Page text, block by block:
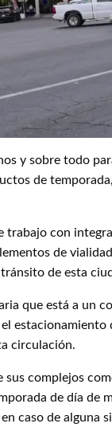
y sobre todo
de
trabajo con
de
de esta
que está a un
estacionamiento
circulación.
complejos
de día de
caso de alguna